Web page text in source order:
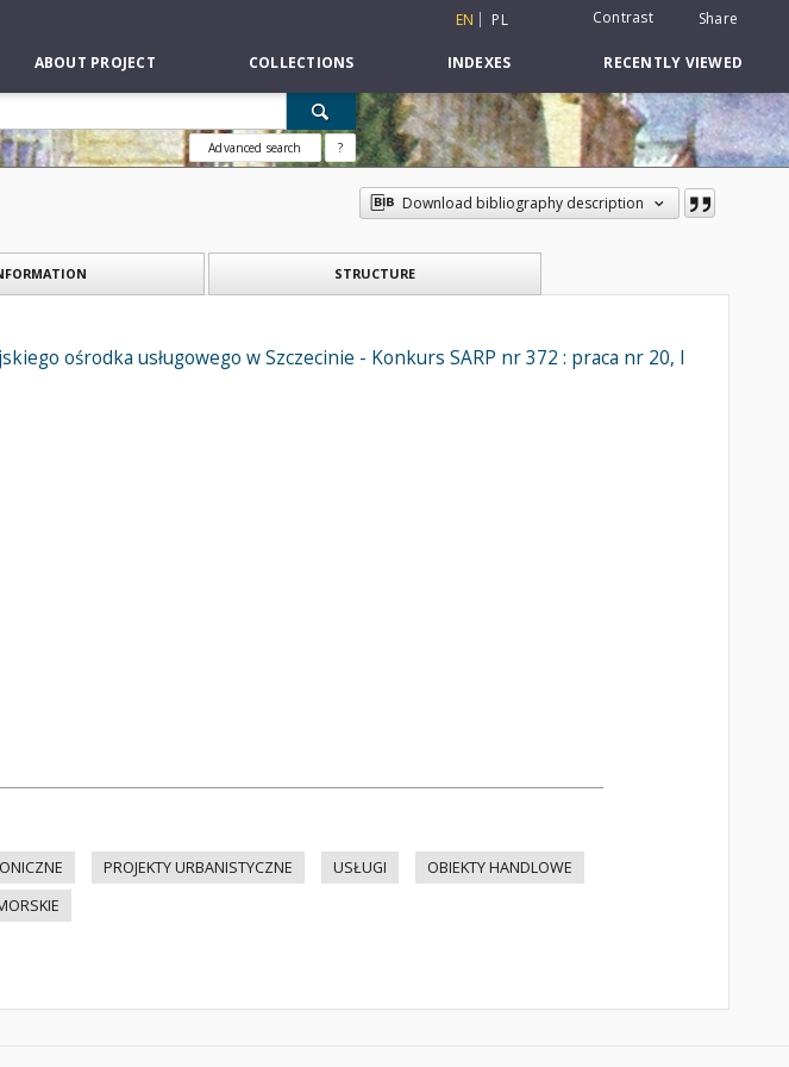
EN PL Contrast Share
ABOUT PROJECT COLLECTIONS INDEXES RECENTLY VIEWED
Advanced search ?
Download bibliography description
STRUCTURE
ośrodka usługowego w Szczecinie - Konkurs SARP nr 372 : praca nr 20, I
PROJEKTY URBANISTYCZNE USŁUGI
OBIEKTY HANDLOWE